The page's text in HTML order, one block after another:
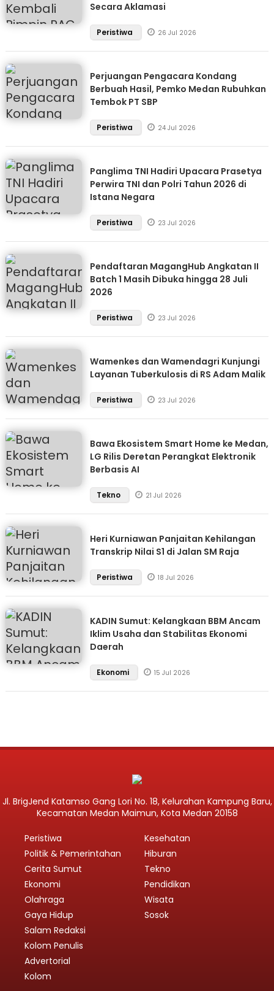
Secara Aklamasi
Peristiwa 26 Jul 2026
Perjuangan Pengacara Kondang
Berbuah Hasil, Pemko Medan Rubuhkan
Tembok PT SBP
Peristiwa 24 Jul 2026
Panglima TNI Hadiri Upacara Prasetya
Perwira TNI dan Polri Tahun 2026 di
Istana Negara
Peristiwa 23 Jul 2026
Pendaftaran MagangHub Angkatan II
Batch 1 Masih Dibuka hingga 28 Juli
2026
Peristiwa 23 Jul 2026
Wamenkes dan Wamendagri Kunjungi
Layanan Tuberkulosis di RS Adam Malik
Peristiwa 23 Jul 2026
Bawa Ekosistem Smart Home ke Medan,
LG Rilis Deretan Perangkat Elektronik
Berbasis AI
Tekno 21 Jul 2026
Heri Kurniawan Panjaitan Kehilangan
Transkrip Nilai S1 di Jalan SM Raja
Peristiwa 18 Jul 2026
KADIN Sumut: Kelangkaan BBM Ancam
Iklim Usaha dan Stabilitas Ekonomi
Daerah
Ekonomi 15 Jul 2026
Jl. BrigJend Katamso Gang Lori No. 18, Kelurahan Kampung Baru,
Kecamatan Medan Maimun, Kota Medan 20158
Peristiwa
Politik & Pemerintahan
Cerita Sumut
Ekonomi
Olahraga
Gaya Hidup
Kesehatan
Hiburan
Tekno
Pendidikan
Wisata
Sosok
Salam Redaksi
Kolom Penulis
Advertorial
Kolom